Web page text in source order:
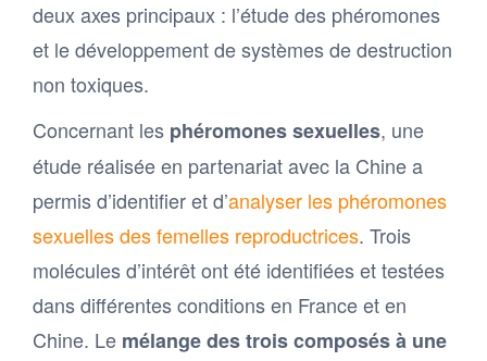
deux axes principaux : l’étude des phéromones
et le développement de systèmes de destruction
non toxiques.
Concernant les phéromones sexuelles, une
étude réalisée en partenariat avec la Chine a
permis d’identifier et d’analyser les phéromones
sexuelles des femelles reproductrices. Trois
molécules d’intérêt ont été identifiées et testées
dans différentes conditions en France et en
Chine. Le mélange des trois composés à une